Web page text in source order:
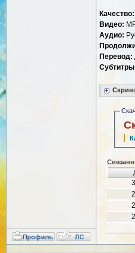
Качество:
Видео:
Аудио:
Перевод: